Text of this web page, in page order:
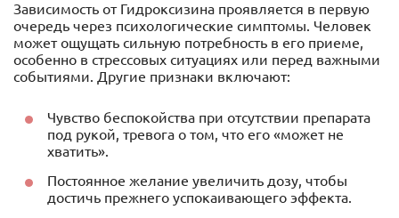
Зависимость от Гидроксизина проявляется в первую
очередь через психологические симптомы. Человек
может ощущать сильную потребность в его приеме,
особенно в стрессовых ситуациях или перед важными
событиями. Другие признаки включают:
Чувство беспокойства при отсутствии препарата
под рукой, тревога о том, что его «может не
хватить».
Постоянное желание увеличить дозу, чтобы
достичь прежнего успокаивающего эффекта.